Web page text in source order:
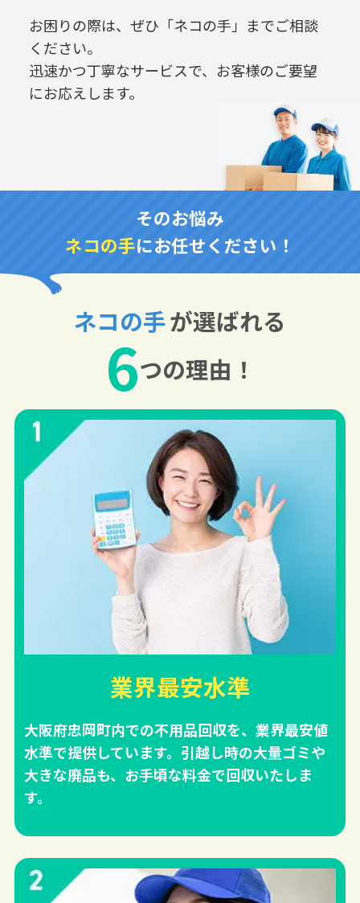
お困りの際は、ぜひ「ネコの手」までご相談
ください。
迅速かつ丁寧なサービスで、お客様のご要望
にお応えします。
そのお悩み
ネコの手にお任せください！
ネコの手が選ばれる
6つの理由！
業界最安水準
大阪府忠岡町内での不用品回収を、業界最安値
水準で提供しています。引越し時の大量ゴミや
大きな廃品も、お手頃な料金で回収いたしま
す。